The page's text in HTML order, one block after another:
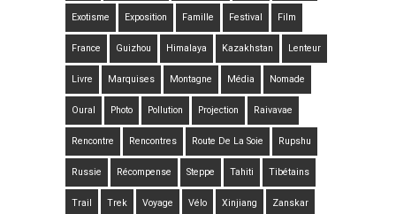
Exotisme Exposition Famille Festival Film
France Guizhou Himalaya Kazakhstan Lenteur
Livre Marquises Montagne Média Nomade
Oural Photo Pollution Projection Raivavae
Rencontre Rencontres Route De La Soie Rupshu
Russie Récompense Steppe Tahiti Tibétains
Trail Trek Voyage Vélo Xinjiang Zanskar